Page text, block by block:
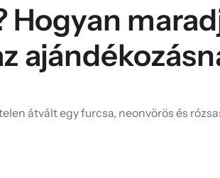
Hogyan
átvált egy furcsa, neonvörös és